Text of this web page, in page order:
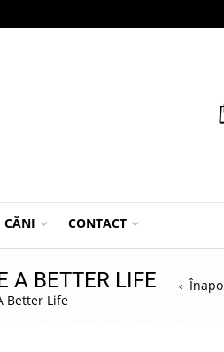
CĂNI CONTACT
A BETTER LIFE
Better Life